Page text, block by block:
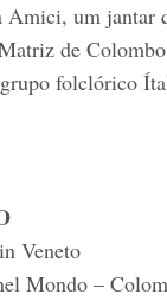
Amici, um jantar
de
folclórico
Veneto
Mondo –